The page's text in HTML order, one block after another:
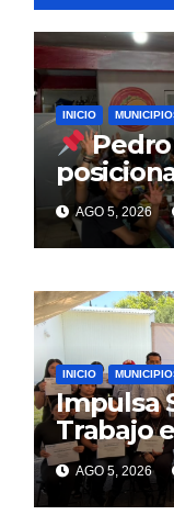
INICIO
Pedro
Calzada
AGO 5, 2026
INICIO
Impulsa
Trabajo
mujeres
AGO 5, 2026